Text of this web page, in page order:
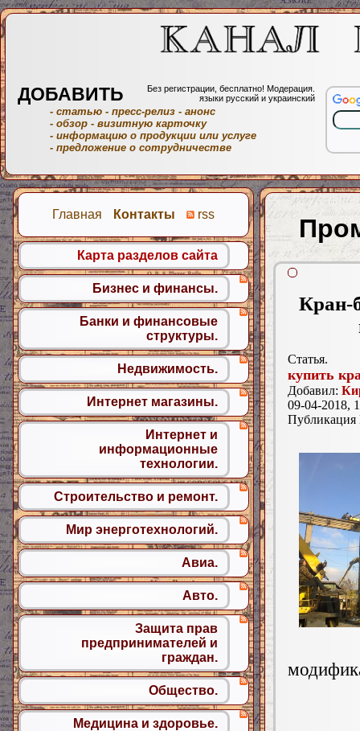
Кран-
Статья.
купить
Добавил:
09-04-2018,
Главная Контакты rss
Карта разделов сайта
Бизнес и финансы.
Банки и финансовые
структуры.
Недвижимость.
Интернет магазины.
Интернет и
информационные
технологии.
Строительство и ремонт.
Мир энерготехнологий.
Авиа.
Авто.
Защита прав
предпринимателей и
граждан.
Общество.
Медицина и здоровье.
ДОБАВИТЬ
Без регистрации, бесплатно! Модерация.
языки русский и украинский
- статью - пресс-релиз - анонс
- обзор - визитную карточку
- информацию о продукции или услуге
- предложение о сотрудничестве